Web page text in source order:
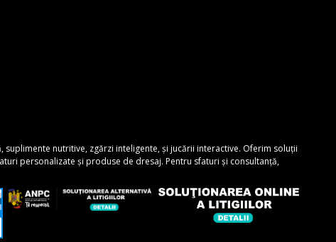
nutritive, zgărzi inteligente, și jucării interactive. Oferim soluții
personalizate și produse de dresaj. Pentru sfaturi și consultanță,